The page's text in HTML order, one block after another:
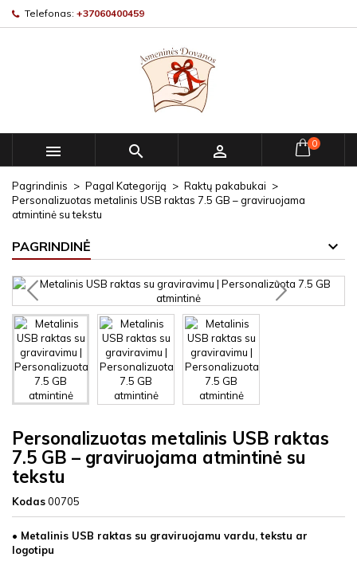
Telefonas: +37060400459
   0
Pagrindinis Pagal Kategoriją
Raktų pakabukai
Personalizuotas metalinis USB raktas 7.5 GB – graviruojama
atmintinė su tekstu
PAGRINDINĖ
Personalizuotas metalinis USB raktas
7.5 GB – graviruojama atmintinė su
tekstu
Kodas00705
• Metalinis USB raktas su graviruojamu vardu, tekstu ar
logotipu